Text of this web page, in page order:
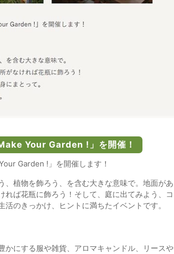
Your Garden !」を開催！
Garden !」を開催します！
植物を飾ろう、を含む大きな意味で。地面があ
ば花瓶に飾ろう！そして、庭に出てみよう、コ
のきっかけ、ヒントに満ちたイベントです。
にする服や雑貨、アロマキャンドル、リースや